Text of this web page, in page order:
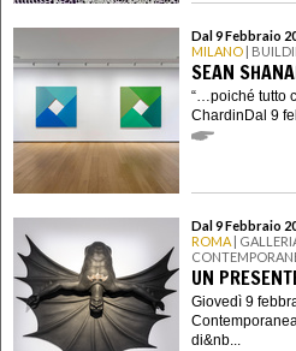
Dal 9 Febbraio
MILANO |
SEAN
“…poiché tutto
ChardinDal 9
Dal 9 Febbraio
ROMA |
UN
Giovedì 9
di&nb...